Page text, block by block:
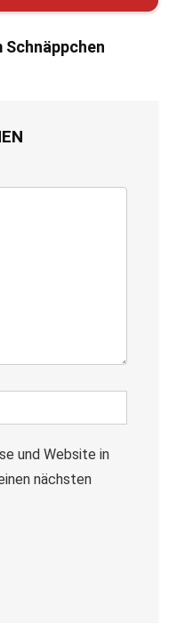
und Website in
nächsten